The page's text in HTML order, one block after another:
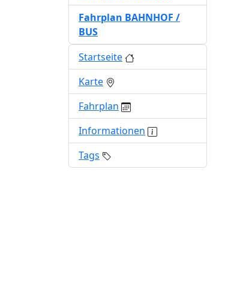
Fahrplan BAHNHOF /
BUS
Startseite
Karte
Fahrplan
Informationen
Tags